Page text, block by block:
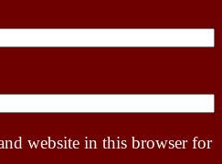
website in this browser for